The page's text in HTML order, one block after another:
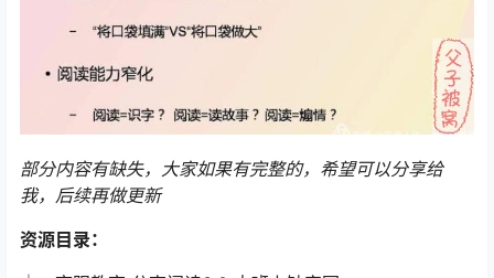
部分内容有缺失，大家如果有完整的，希望可以分享给
我，后续再做更新
资源目录：